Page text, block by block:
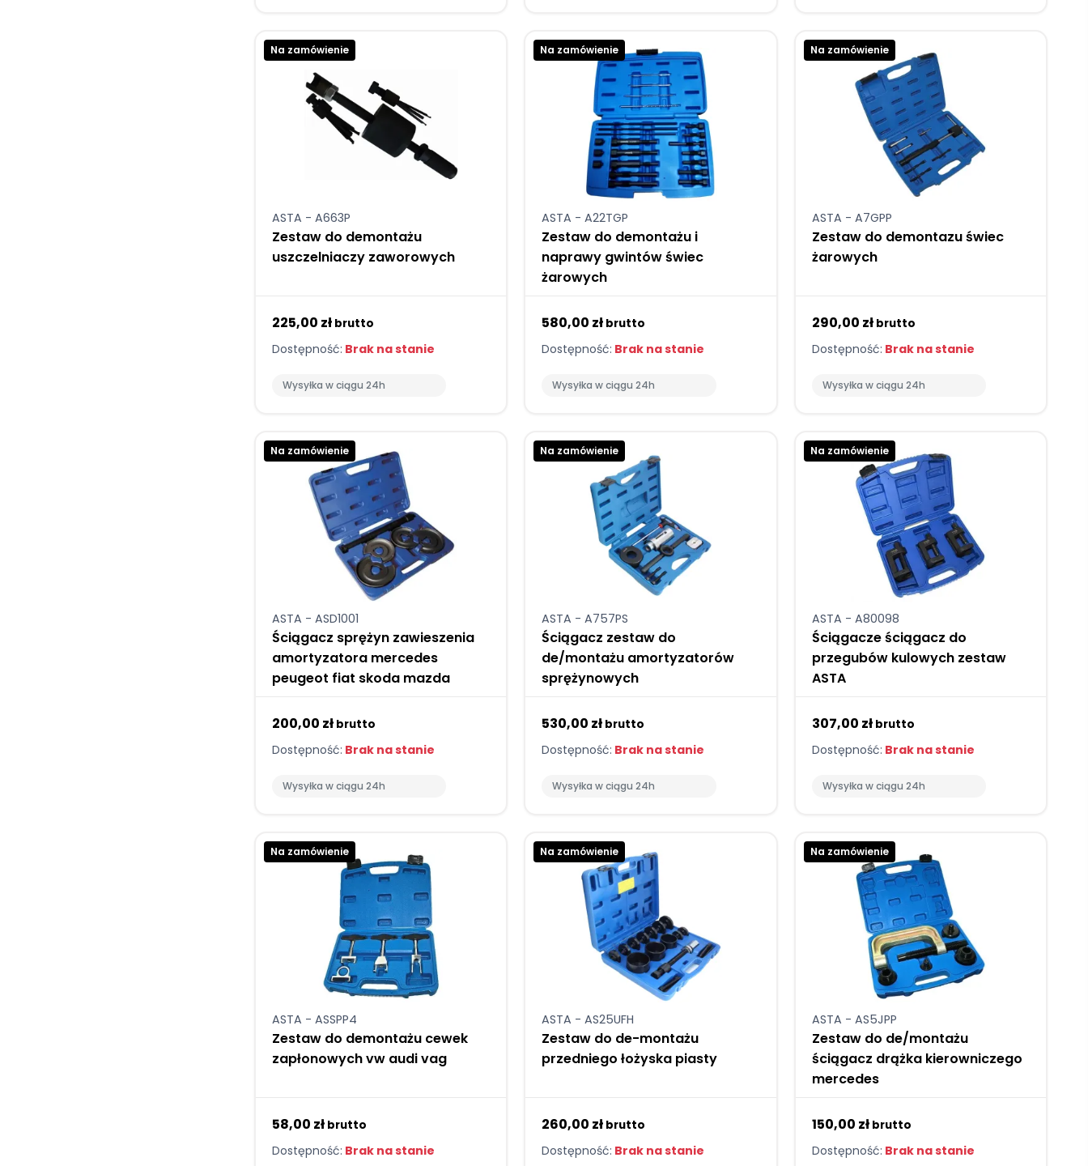
Na zamówienie
ASTA - A663P
Zestaw do demontażu
uszczelniaczy zaworowych
225,00 zł brutto
Dostępność: Brak na stanie
Wysyłka w ciągu 24h
Na zamówienie
ASTA - A22TGP
Zestaw do demontażu i
naprawy gwintów świec
żarowych
580,00 zł brutto
Dostępność: Brak na stanie
Wysyłka w ciągu 24h
Na zamówienie
ASTA - A7GPP
Zestaw do demontazu świec
żarowych
290,00 zł brutto
Dostępność: Brak na stanie
Wysyłka w ciągu 24h
Na zamówienie
ASTA - ASD1001
Ściągacz sprężyn zawieszenia
amortyzatora mercedes
peugeot fiat skoda mazda
200,00 zł brutto
Dostępność: Brak na stanie
Wysyłka w ciągu 24h
Na zamówienie
ASTA - A757PS
Ściągacz zestaw do
de/montażu amortyzatorów
sprężynowych
530,00 zł brutto
Dostępność: Brak na stanie
Wysyłka w ciągu 24h
Na zamówienie
ASTA - A80098
Ściągacze ściągacz do
przegubów kulowych zestaw
ASTA
307,00 zł brutto
Dostępność: Brak na stanie
Wysyłka w ciągu 24h
Na zamówienie
ASTA - ASSPP4
Zestaw do demontażu cewek
zapłonowych vw audi vag
58,00 zł brutto
Dostępność: Brak na stanie
Na zamówienie
ASTA - AS25UFH
Zestaw do de-montażu
przedniego łożyska piasty
260,00 zł brutto
Dostępność: Brak na stanie
Na zamówienie
ASTA - AS5JPP
Zestaw do de/montażu
ściągacz drążka kierowniczego
mercedes
150,00 zł brutto
Dostępność: Brak na stanie